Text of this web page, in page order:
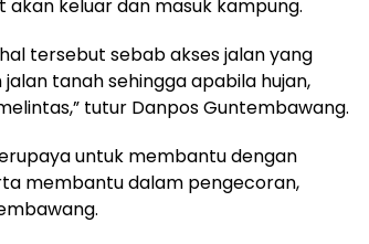
keluar dan masuk kampung.
tersebut sebab akses jalan yang
tanah sehingga apabila hujan,
tutur Danpos Guntembawang.
untuk membantu dengan
membantu dalam pengecoran,